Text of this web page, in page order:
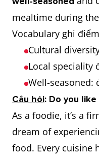
to eat like a
horse
ăn
mealtime during
Vocabulary ghi
Cultural
Local speciality
Well-seasoned:
Câu hỏi: Do you
As a foodie, it’s a
dream of
food. Every cuisine